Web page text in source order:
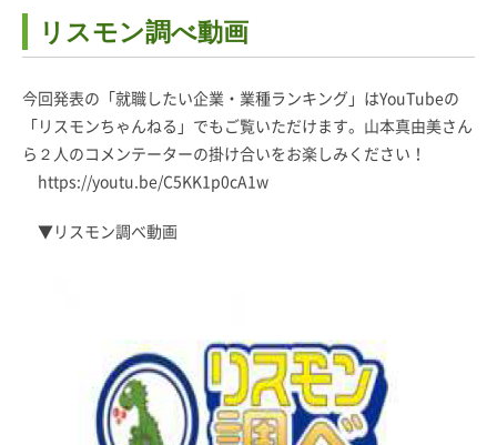
リスモン調べ動画
今回発表の「就職したい企業・業種ランキング」はYouTubeの
「リスモンちゃんねる」でもご覧いただけます。山本真由美さん
ら２人のコメンテーターの掛け合いをお楽しみください！
https://youtu.be/C5KK1p0cA1w
▼リスモン調べ動画